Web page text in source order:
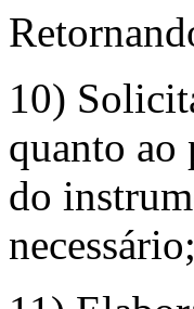
10)
quanto ao
do
necessário;